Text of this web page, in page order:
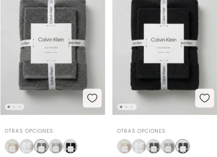
OTRAS OPCIONES: OTRAS OPCIONES: